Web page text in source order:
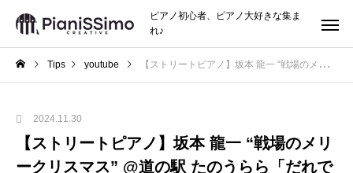
ピアノ初心者、ピアノ大好きな集ま
れ♪
Tips youtube 【ストリートピアノ】坂本 龍一 “戦場のメリークリスマス” @道の駅 たのうらら「だれでもピアノ」
2024.11.30
【ストリートピアノ】坂本 龍一 “戦場のメリ
ークリスマス” @道の駅 たのうらら「だれで